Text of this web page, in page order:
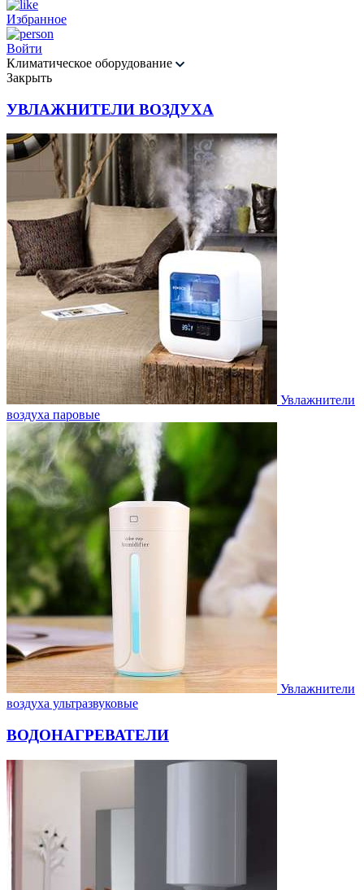
Избранное
Войти
Климатическое оборудование
Закрыть
УВЛАЖНИТЕЛИ ВОЗДУХА
Увлажнители
воздуха паровые
Увлажнители
воздуха ультразвуковые
ВОДОНАГРЕВАТЕЛИ